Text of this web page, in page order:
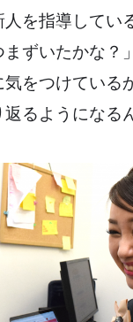
人を指導してい
まずいたかな？
をつけている
るようになる